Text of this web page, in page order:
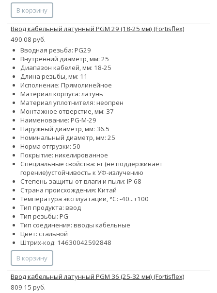
В корзину
Ввод кабельный латунный PGM 29 (18-25 мм) (Fortisflex)
490.08 руб.
Вводная резьба: PG29
Внутренний диаметр, мм: 25
Диапазон кабелей, мм: 18-25
Длина резьбы, мм: 11
Исполнение: Прямолинейное
Материал корпуса: латунь
Материал уплотнителя: неопрен
Монтажное отверстие, мм: 37
Наименование: PG-M-29
Наружный диаметр, мм: 36.5
Номинальный диаметр, мм: 25
Норма отгрузки: 50
Покрытие: никелированное
Специальные свойства: нг (не поддерживает
горение)устойчивость к УФ-излучению
Степень защиты от влаги и пыли: IP 68
Страна происхождения: Китай
Температура эксплуатации, °С: -40...+100
Тип продукта: ввод
Тип резьбы: PG
Тип соединения: вводы кабельные
Цвет: стальной
Штрих-код: 14630042592848
В корзину
Ввод кабельный латунный PGM 36 (25-32 мм) (Fortisflex)
809.15 руб.